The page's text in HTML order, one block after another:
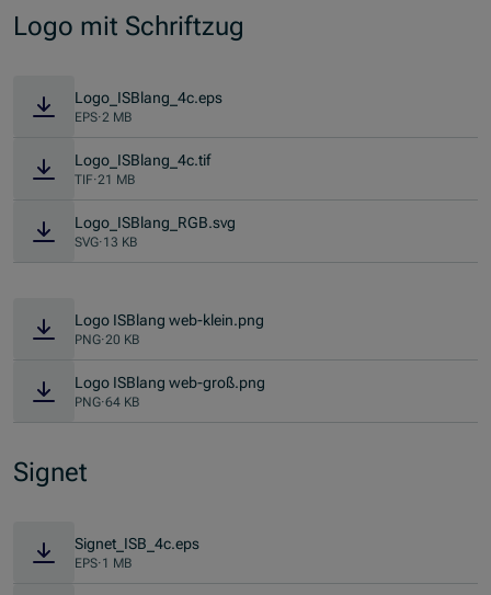
Logo mit Schriftzug
Logo_ISBlang_4c.eps
EPS·2 MB
Logo_ISBlang_4c.tif
TIF·21 MB
Logo_ISBlang_RGB.svg
SVG·13 KB
Logo ISBlang web-klein.png
PNG·20 KB
Logo ISBlang web-groß.png
PNG·64 KB
Signet
Signet_ISB_4c.eps
EPS·1 MB